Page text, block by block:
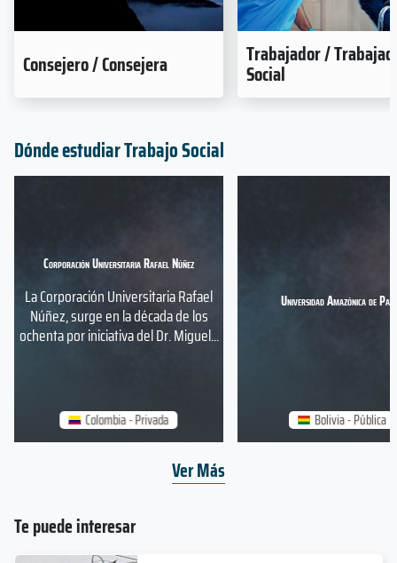
Consejero / Consejera Trabajador /
Social
Te puede interesar
Dónde estudiar Trabajo Social
Colombia - Privada
Corporación Universitaria Rafael Núñez
La Corporación Universitaria Rafael
Núñez, surge en la década de los
ochenta por iniciativa del Dr. Miguel...
Bolivia - Pública
Universidad Amazónica de
Ver Más